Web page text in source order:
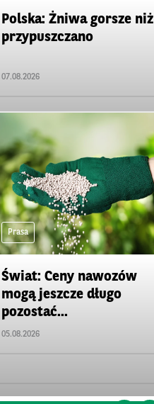
Polska: Żniwa gorsze niż
przypuszczano
07.08.2026
Prasa
Świat: Ceny nawozów
mogą jeszcze długo
pozostać...
05.08.2026